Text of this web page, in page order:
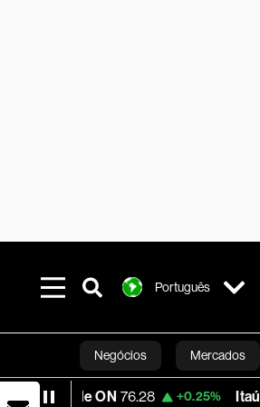
Português
Negócios Mercados
Línea Studios Podcasts
Vale ON 76.28 +0.25% Itaú PN 42.89